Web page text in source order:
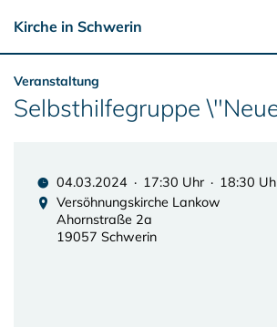
Kirche in Schwerin
Veranstaltung
Selbsthilfegruppe
04.03.2024 · 17:30 Uhr · 18:30
Versöhnungskirche Lankow
Ahornstraße 2a
19057 Schwerin